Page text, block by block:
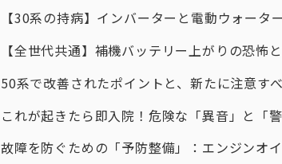
【30系の持病】インバーターと電動ウォータ
【全世代共通】補機バッテリー上がりの恐怖
50系で改善されたポイントと、新たに注意す
これが起きたら即入院！危険な「異音」と「警
故障を防ぐための「予防整備」：エンジンオ